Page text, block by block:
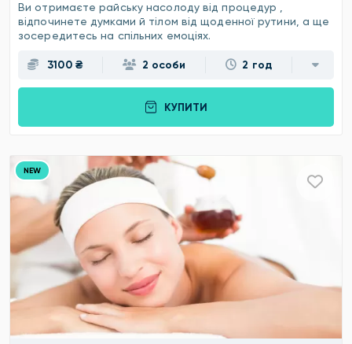
Ви отримаєте райську насолоду від процедур ,
відпочинете думками й тілом від щоденної рутини, а ще
зосередитесь на спільних емоціях.
3100 ₴ 2 особи 2 год
КУПИТИ
NEW